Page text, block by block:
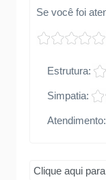
Se você foi
Estrutura:
Simpatia:
Atendimento:
Clique aqui